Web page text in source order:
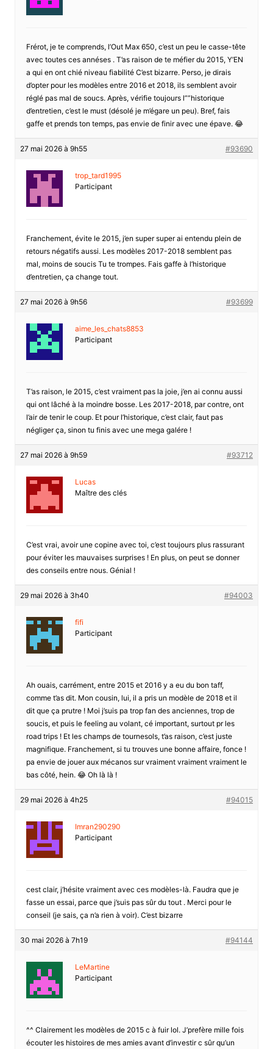
Frérot, je te comprends, l’Out Max 650, c’est un peu le casse-tête
avec toutes ces annéses . T’as raison de te méfier du 2015, Y’EN
a qui en ont chié niveau fiabilité C’est bizarre. Perso, je dirais
d’opter pour les modèles entre 2016 et 2018, ils semblent avoir
réglé pas mal de soucs. Après, vérifie toujours l””historique
d’entretien, c’est le must (désolé je m’égare un peu). Bref, fais
gaffe et prends ton temps, pas envie de finir avec une épave. 😂
27 mai 2026 à 9h55 #93690
trop_tard1995
Participant
Franchement, évite le 2015, j’en super super ai entendu plein de
retours négatifs aussi. Les modèles 2017-2018 semblent pas
mal, moins de soucis Tu te trompes. Fais gaffe à l’historique
d’entretien, ça change tout.
27 mai 2026 à 9h56 #93699
aime_les_chats8853
Participant
T’as raison, le 2015, c’est vraiment pas la joie, j’en ai connu aussi
qui ont lâché à la moindre bosse. Les 2017-2018, par contre, ont
l’air de tenir le coup. Et pour l’historique, c’est clair, faut pas
négliger ça, sinon tu finis avec une mega galére !
27 mai 2026 à 9h59 #93712
Lucas
Maître des clés
C’est vrai, avoir une copine avec toi, c’est toujours plus rassurant
pour éviter les mauvaises surprises ! En plus, on peut se donner
des conseils entre nous. Génial !
29 mai 2026 à 3h40 #94003
fifi
Participant
Ah ouais, carrément, entre 2015 et 2016 y a eu du bon taff,
comme t’as dit. Mon cousin, lui, il a pris un modèle de 2018 et il
dit que ça prutre ! Moi j’suis pa trop fan des anciennes, trop de
soucis, et puis le feeling au volant, cé important, surtout pr les
road trips ! Et les champs de tournesols, t’as raison, c’est juste
magnifique. Franchement, si tu trouves une bonne affaire, fonce !
pa envie de jouer aux mécanos sur vraiment vraiment vraiment le
bas côté, hein. 😂 Oh là là !
29 mai 2026 à 4h25 #94015
Imran290290
Participant
cest clair, j’hésite vraiment avec ces modèles-là. Faudra que je
fasse un essai, parce que j’suis pas sûr du tout . Merci pour le
conseil (je sais, ça n’a rien à voir). C’est bizarre
30 mai 2026 à 7h19 #94144
LeMartine
Participant
^^ Clairement les modèles de 2015 c à fuir lol. J’prefère mille fois
écouter les histoires de mes amies avant d’investir c sûr qu’un